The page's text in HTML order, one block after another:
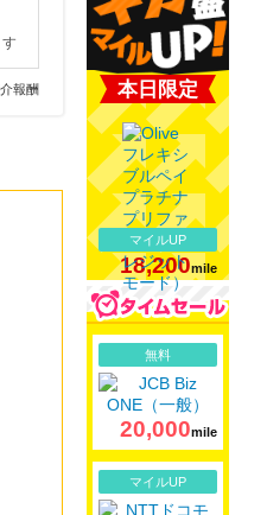
報酬 本日限定
マイルUP
18,200mile
無料
20,000mile
マイルUP